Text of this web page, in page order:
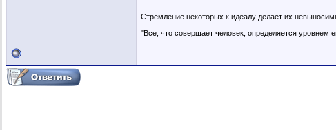
Стремление некоторых к идеалу делает их
"Все, что совершает человек, определяется уровнем